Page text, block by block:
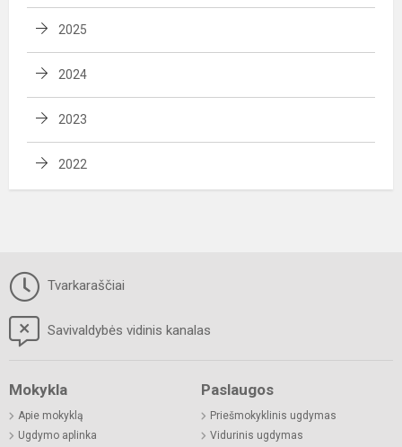
2025
2024
2023
2022
Tvarkaraščiai
Savivaldybės vidinis kanalas
Mokykla
Apie mokyklą
Ugdymo aplinka
Paslaugos
Priešmokyklinis ugdymas
Vidurinis ugdymas